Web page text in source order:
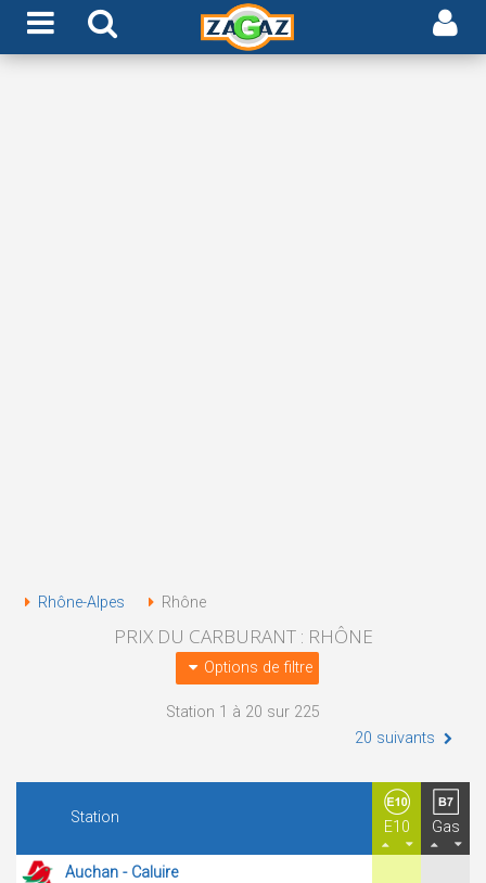
Rhône-Alpes Rhône
PRIX DU CARBURANT : RHÔNE
Options de filtre
Station 1 à 20 sur 225
20 suivants
Station
E10 Gas
Auchan - Caluire